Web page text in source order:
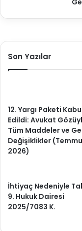
Son Yazılar
12. Yargı Paketi
Edildi: Avukat
Tüm Maddeler ve
Değişiklikler
2026)
İhtiyaç Nedeniyle
9. Hukuk Dairesi
2025/7083 K.